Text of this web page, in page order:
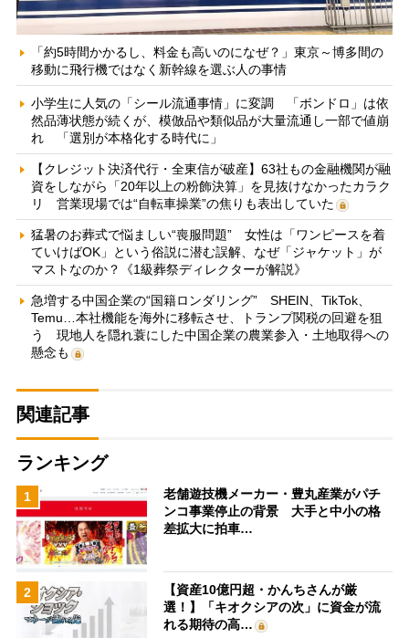
「約5時間かかるし、料金も高いのになぜ？」東京～博多間の
移動に飛行機ではなく新幹線を選ぶ人の事情
小学生に人気の「シール流通事情」に変調 「ボンドロ」は依
然品薄状態が続くが、模倣品や類似品が大量流通し一部で値崩
れ 「選別が本格化する時代に」
【クレジット決済代行・全東信が破産】63社もの金融機関が融
資をしながら「20年以上の粉飾決算」を見抜けなかったカラク
リ 営業現場では“自転車操業”の焦りも表出していた
猛暑のお葬式で悩ましい“喪服問題” 女性は「ワンピースを着
ていけばOK」という俗説に潜む誤解、なぜ「ジャケット」が
マストなのか？《1級葬祭ディレクターが解説》
急増する中国企業の“国籍ロンダリング” SHEIN、TikTok、
Temu…本社機能を海外に移転させ、トランプ関税の回避を狙
う 現地人を隠れ蓑にした中国企業の農業参入・土地取得への
懸念も
関連記事
ランキング
1
老舗遊技機メーカー・豊丸産業がパチ
ンコ事業停止の背景 大手と中小の格
差拡大に拍車…
2
【資産10億円超・かんちさんが厳
選！】「キオクシアの次」に資金が流
れる期待の高…